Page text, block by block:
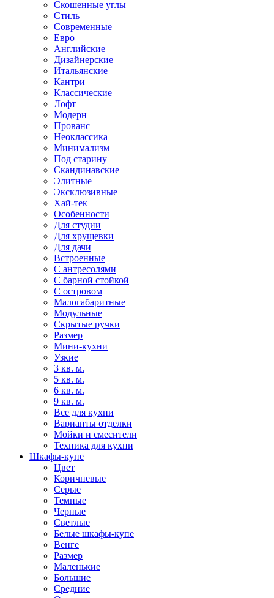
Скошенные углы
Стиль
Современные
Евро
Английские
Дизайнерские
Итальянские
Кантри
Классические
Лофт
Модерн
Прованс
Неоклассика
Минимализм
Под старину
Скандинавские
Элитные
Эксклюзивные
Хай-тек
Особенности
Для студии
Для хрущевки
Для дачи
Встроенные
С антресолями
С барной стойкой
С островом
Малогабаритные
Модульные
Скрытые ручки
Размер
Мини-кухни
Узкие
3 кв. м.
5 кв. м.
6 кв. м.
9 кв. м.
Все для кухни
Варианты отделки
Мойки и смесители
Техника для кухни
Шкафы-купе
Цвет
Коричневые
Серые
Темные
Черные
Светлые
Белые шкафы-купе
Венге
Размер
Маленькие
Большие
Средние